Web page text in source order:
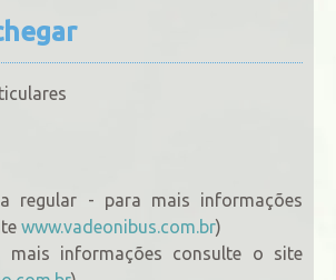
regular - para mais informações
www.vadeonibus.com.br)
mais informações consulte o site